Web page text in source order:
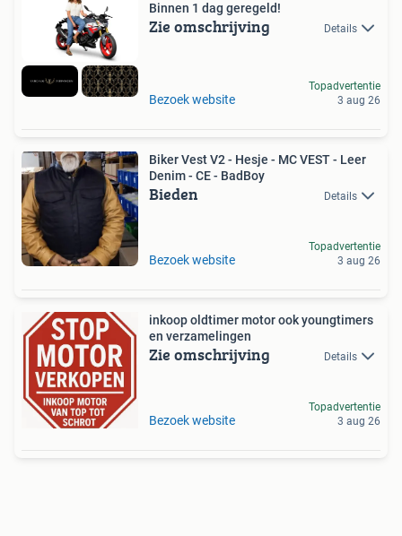
Binnen 1 dag geregeld!
Zie omschrijving Details
Bezoek website
Topadvertentie
3 aug 26
Biker Vest V2 - Hesje - MC VEST - Leer
Denim - CE - BadBoy
Bieden Details
Bezoek website
Topadvertentie
3 aug 26
inkoop oldtimer motor ook youngtimers
en verzamelingen
Zie omschrijving Details
Bezoek website
Topadvertentie
3 aug 26